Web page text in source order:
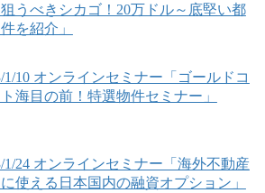
うべきシカゴ！20万ドル～底堅い都
を紹介」
1/10 オンラインセミナー「ゴールドコ
海目の前！特選物件セミナー」
1/24 オンラインセミナー「海外不動産
使える日本国内の融資オプション」